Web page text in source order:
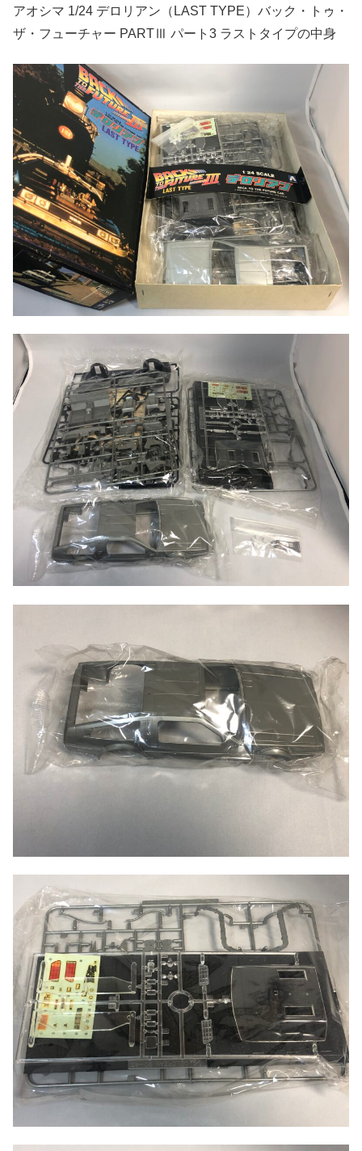
アオシマ 1/24 デロリアン（LAST TYPE）バック・トゥ・
ザ・フューチャー PARTⅢ パート3 ラストタイプの中身